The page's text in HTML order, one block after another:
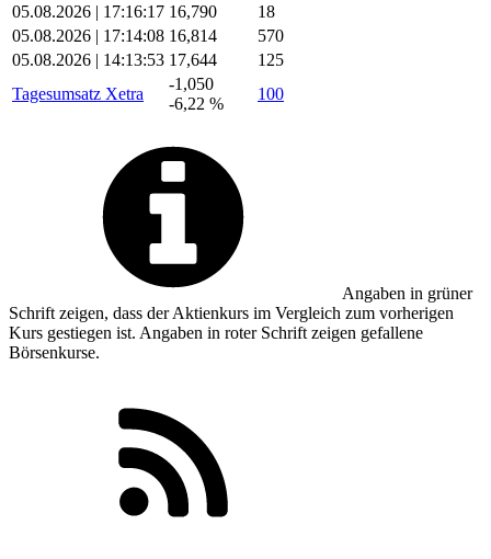
05.08.2026 | 17:16:17 16,790
18
05.08.2026 | 17:14:08 16,814
570
05.08.2026 | 14:13:53 17,644
125
Tagesumsatz Xetra
-1,050
-6,22 %
100
Angaben in grüner
Schrift zeigen, dass der Aktienkurs im Vergleich zum vorherigen
Kurs gestiegen ist. Angaben in roterSchrift zeigen gefallene
Börsenkurse.